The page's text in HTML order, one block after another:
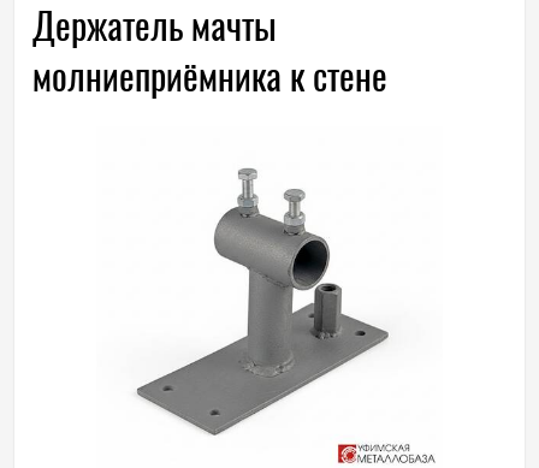
Держатель мачты
молниеприёмника к стене